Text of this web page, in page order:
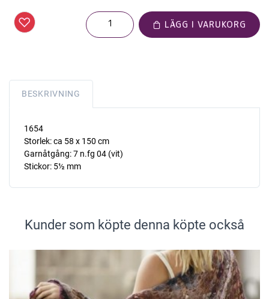
LÄGG I VARUKORG
BESKRIVNING
1654
Storlek: ca 58 x 150 cm
Garnåtgång: 7 n.fg 04 (vit)
Stickor: 5½ mm
Kunder som köpte denna köpte också